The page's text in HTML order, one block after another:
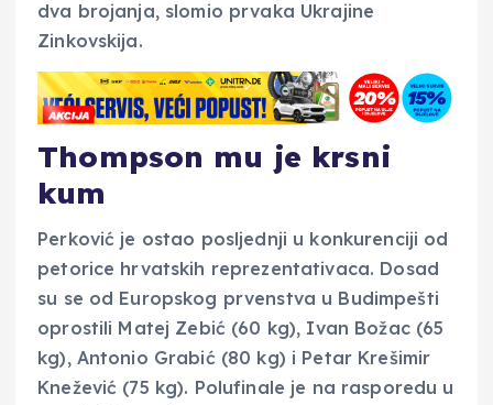
dva brojanja, slomio prvaka Ukrajine
Zinkovskija.
Thompson mu je krsni
kum
Perković je ostao posljednji u konkurenciji od
petorice hrvatskih reprezentativaca. Dosad
su se od Europskog prvenstva u Budimpešti
oprostili Matej Zebić (60 kg), Ivan Božac (65
kg), Antonio Grabić (80 kg) i Petar Krešimir
Knežević (75 kg). Polufinale je na rasporedu u